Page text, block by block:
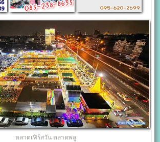
ตลาดเฟิร์สวัน ตลาดพลู